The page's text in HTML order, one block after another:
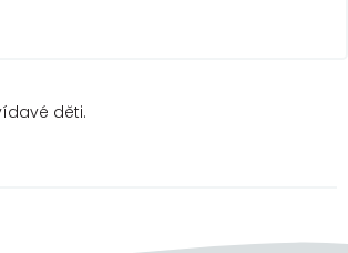
děti.